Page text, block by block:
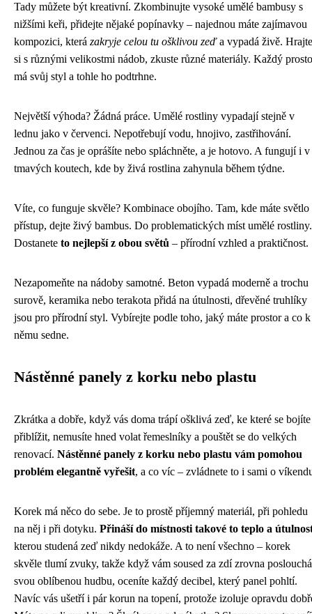
Tady můžete být kreativní. Zkombinujte vysoké umělé bambusy s
nižšími keři, přidejte nějaké popínavky – najednou máte zajímavou
kompozici, která zakryje celou tu ošklivou zeďa vypadá živě. Hrajte
si s různými velikostmi nádob, zkuste různé materiály. Každý
má svůj styl a tohle ho podtrhne.
Největší výhoda? Žádná práce. Umělé rostliny vypadají stejně v
lednu jako v červenci. Nepotřebují vodu, hnojivo, zastřihování.
Jednou za čas je oprášíte nebo spláchněte, a je hotovo. A fungují i v
tmavých koutech, kde by živá rostlina zahynula během týdne.
Víte, co funguje skvěle? Kombinace obojího. Tam, kde máte světlo
přístup, dejte živý bambus. Do problematických míst umělé rostliny.
Dostanete to nejlepší z obou světů – přírodní vzhled a praktičnost.
Nezapomeňte na nádoby samotné. Beton vypadá moderně a trochu
surově, keramika nebo terakota přidá na útulnosti, dřevěné truhlíky
jsou pro přírodní styl. Vybírejte podle toho, jaký máte prostor a co k
němu sedne.
Nástěnné panely z korku nebo plastu
Zkrátka a dobře, když vás doma trápí ošklivá zeď, ke které se
přiblížit, nemusíte hned volat řemeslníky a pouštět se do velkých
renovací. Nástěnné panely z korku nebo plastu vám pomohou
problém elegantně vyřešit, a co víc – zvládnete to i sami o
Korek má něco do sebe. Je to prostě příjemný materiál, při pohledu
na něj i při dotyku. Přináší do místnosti takové to teplo a
kterou studená zeď nikdy nedokáže. A to není všechno – korek
skvěle tlumí zvuky, takže když vám soused za zdí zrovna poslouchá
svou oblíbenou hudbu, oceníte každý decibel, který panel pohltí.
Navíc vás ušetří i pár korun na topení, protože izoluje opravdu